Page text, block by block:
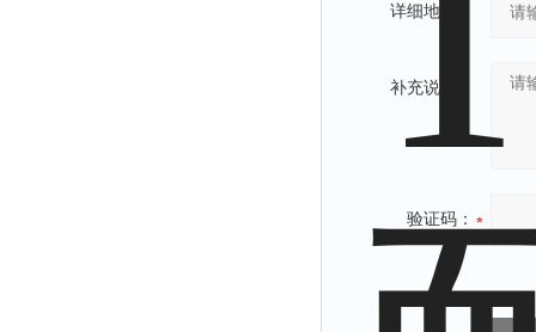
详细地址：
补充说明：
验证码：